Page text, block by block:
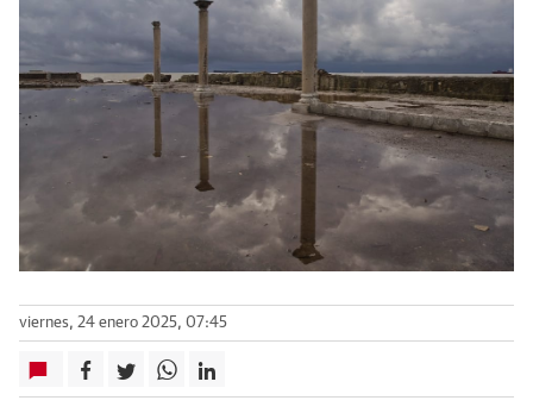
viernes, 24 enero 2025, 07:45